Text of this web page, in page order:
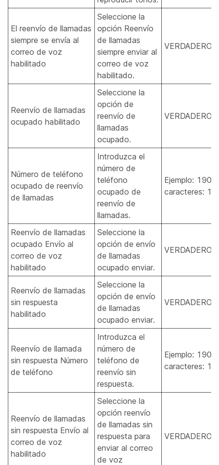
El reenvío de llamadas
siempre se envía al
correo de voz
habilitado
Seleccione la
opción Reenvío
de llamadas
siempre enviar al
correo de voz
habilitado.
VERDADERO,
Reenvío de llamadas
ocupado habilitado
Seleccione la
opción de
reenvío de
llamadas
ocupado.
VERDADERO,
Número de teléfono
ocupado de reenvío
de llamadas
Introduzca el
número de
teléfono
ocupado de
reenvío de
llamadas.
Ejemplo:
caracteres: 1-
Reenvío de llamadas
ocupado Envío al
correo de voz
habilitado
Seleccione la
opción de envío
de llamadas
ocupado enviar.
VERDADERO,
Reenvío de llamadas
sin respuesta
habilitado
Seleccione la
opción de envío
de llamadas
ocupado enviar.
VERDADERO,
Reenvío de llamada
sin respuesta Número
de teléfono
Introduzca el
número de
teléfono de
reenvío sin
respuesta.
Ejemplo:
caracteres: 1-
Reenvío de llamadas
sin respuesta Envío al
correo de voz
habilitado
Seleccione la
opción reenvío
de llamadas sin
respuesta para
enviar al correo
de voz
VERDADERO,